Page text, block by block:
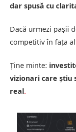
dar spusă cu
Dacă urmezi pașii
competitiv în fața
Ține minte:
vizionari care știu
real.